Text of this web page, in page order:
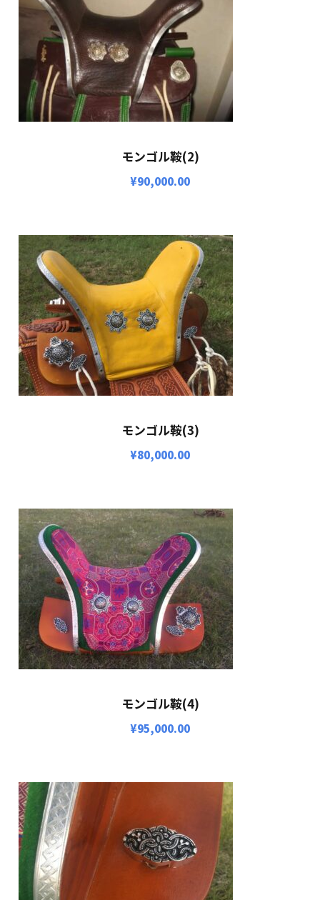
モンゴル鞍(2)
¥90,000.00
モンゴル鞍(3)
¥80,000.00
モンゴル鞍(4)
¥95,000.00